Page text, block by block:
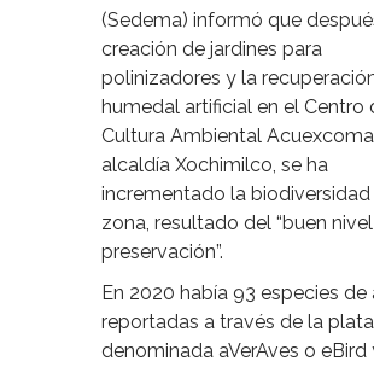
(Sedema) informó que
creación de jardines para
polinizadores y la
humedal artificial en el Centro
Cultura Ambiental
alcaldía Xochimilco, se ha
incrementado la biodiversidad
zona, resultado del “buen
preservación”.
En 2020 había 93 especies de
reportadas a través de la
denominada aVerAves o eBird